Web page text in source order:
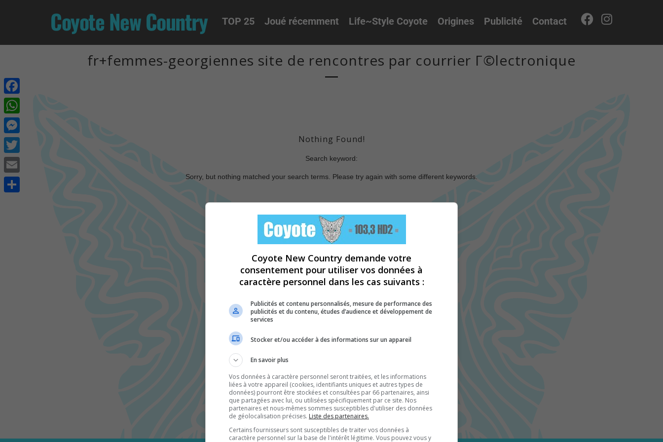
Coyote New Country TOP 25 Joué récemment Life~Style Coyote Origines Publicité Contact
fr+femmes-georgiennes site de rencontres par courrier Г©lectronique
Nothing Found!
Search keyword:
Sorry, but nothing matched your search terms. Please try again with some different keywords.
Facebook
WhatsApp
Messenger
Twitter
Email
Coyote New Country demande votre
consentement pour utiliser vos données à
caractère personnel dans les cas suivants :
Publicités et contenu personnalisés, mesure de performance des
publicités et du contenu, études d’audience et développement de
services
Stocker et/ou accéder à des informations sur un appareil
En savoir plus
Vos données à caractère personnel seront traitées, et les informations
liées à votre appareil (cookies, identifiants uniques et autres types de
données) pourront être stockées et consultées par 66 partenaires, ainsi
que partagées avec lui, ou utilisées spécifiquement par ce site. Nos
partenaires et nous-mêmes sommes susceptibles d'utiliser des données
de géolocalisation précises. Liste des partenaires.
Certains fournisseurs sont susceptibles de traiter vos données à
caractère personnel sur la base de l'intérêt légitime. Vous pouvez vous y